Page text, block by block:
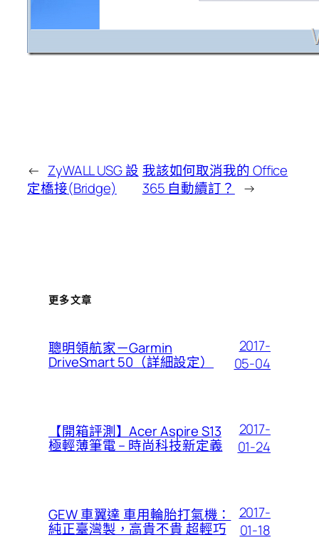
← ZyWALL USG 設
定橋接(Bridge)
我該如何取消我的 Office
365 自動續訂？
→
更多文章
聰明領航家－Garmin
DriveSmart 50（詳細設定）
2017-
05-04
【開箱評測】Acer Aspire S13
極輕薄筆電 – 時尚科技新定義
2017-
01-24
GEW 車翼達 車用輪胎打氣機：
純正臺灣製，高貴不貴 超輕巧
2017-
01-18